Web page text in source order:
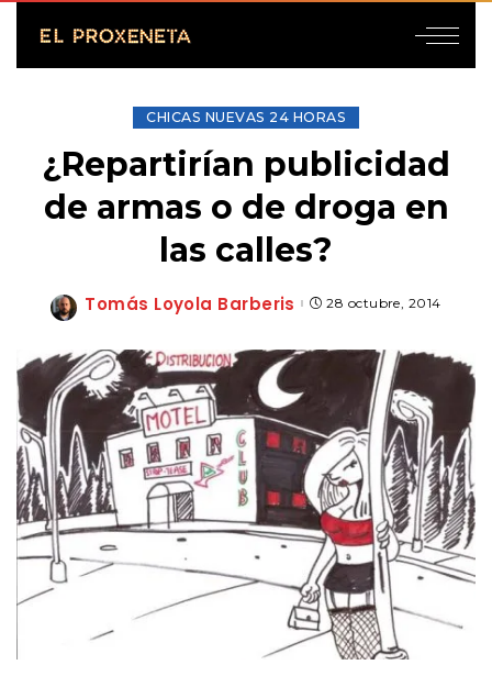
CHICAS NUEVAS 24 HORAS
¿Repartirían publicidad
de armas o de droga en
las calles?
Posted
Tomás Loyola Barberis 28 octubre, 2014